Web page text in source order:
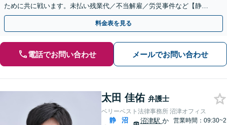
ために共に戦います。未払い残業代／不当解雇／労災事件など【静岡
駅10分】【初回相談無料】【夜間・休日相談可能】
料金表を見る
電話でお問い合わせ メールでお問い合わせ
太田 佳佑 弁護士
ベリーベスト法律事務所 沼津オフィス
静
沼
沼津駅 か
営業時間：09:30~2